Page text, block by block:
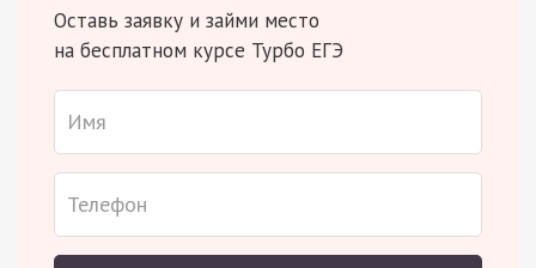
Оставь заявку и займи место
на бесплатном курсе Турбо ЕГЭ